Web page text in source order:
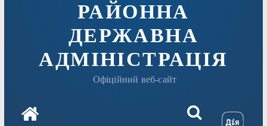
РАЙОННА
ДЕРЖАВНА
АДМІНІСТРАЦІЯ
Офіційний веб-сайт